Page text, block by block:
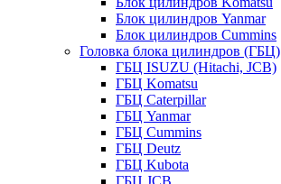
Блок цилиндров Yanmar
Блок цилиндров Cummins
Головка блока цилиндров (ГБЦ)
ГБЦ ISUZU (Hitachi, JCB)
ГБЦ Komatsu
ГБЦ Caterpillar
ГБЦ Yanmar
ГБЦ Cummins
ГБЦ Deutz
ГБЦ Kubota
ГБЦ JCB